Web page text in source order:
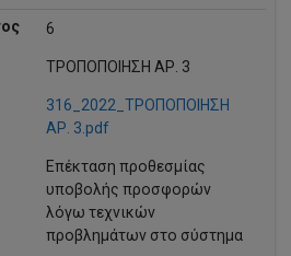
6
ΤΡΟΠΟΠΟΙΗΣΗ ΑΡ. 3
316_2022_ΤΡΟΠΟΠΟΙΗΣΗ
ΑΡ. 3.pdf
Επέκταση προθεσμίας
υποβολής προσφορών
λόγω τεχνικών
προβλημάτων στο σύστημα